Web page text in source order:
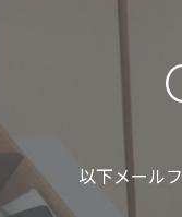
以下メール